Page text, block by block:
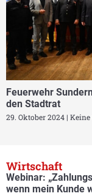
Feuerwehr
den Stadtrat
29. Oktober 2024
Wirtschaft
Webinar:
wenn mein Kunde